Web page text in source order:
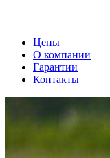
Цены
О компании
Гарантии
Контакты